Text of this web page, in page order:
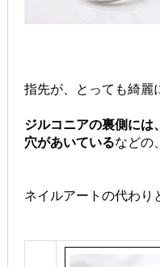
指先が、とっても綺麗
ジルコニアの裏側には
穴があいているなどの
ネイルアートの代わり